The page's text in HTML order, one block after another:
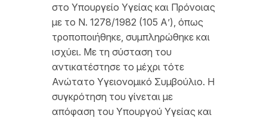
στο Υπουργείο Υγείας και Πρόνοιας
με το Ν. 1278/1982 (105 Α’), όπως
τροποποιήθηκε, συμπληρώθηκε και
ισχύει. Με τη σύσταση του
αντικατέστησε το μέχρι τότε
Ανώτατο Υγειονομικό Συμβούλιο. Η
συγκρότηση του γίνεται με
απόφαση του Υπουργού Υγείας και